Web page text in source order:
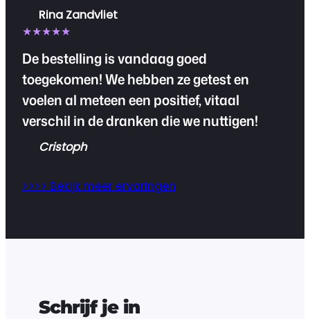
Rina Zandvliet
★★★★★
De bestelling is vandaag goed
toegekomen! We hebben ze getest en
voelen al meteen een positief, vitaal
verschil in de dranken die we nuttigen!
Cristoph
>>>> Bekijk meer ervaringen
Schrijf je in